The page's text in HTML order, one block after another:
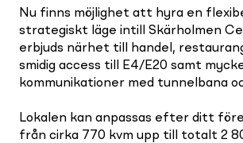
Nu finns möjlighet att hyra en
strategiskt läge intill Skärholmen
erbjuds närhet till handel,
smidig access till E4/E20 samt
kommunikationer med tunnelbana
Lokalen kan anpassas efter ditt
från cirka 770 kvm upp till totalt 2